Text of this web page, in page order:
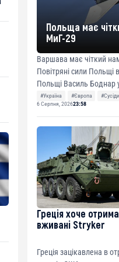
Польща має
МиГ-29
Варшава має чіткий
Повітряні сили Польщі вивели з
Польщі Василь Боднар
#Україна #Європа
6 Серпня, 202623:58
Греція хоче
вживані Stryker
Греція зацікавлена в